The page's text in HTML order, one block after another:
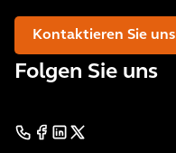
Kontaktieren Sie uns
Folgen Sie uns